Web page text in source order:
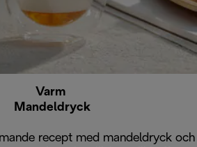
Varm
Mandeldryck
recept med mandeldryck och